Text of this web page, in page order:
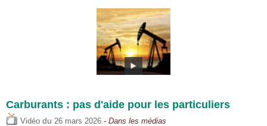
Carburants : pas d'aide pour les particuliers
Vidéo du 26 mars 2026 - Dans les médias